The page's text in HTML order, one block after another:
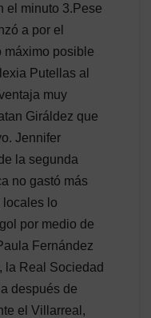
el minuto 3.Pese
a por el
máximo posible
Putellas al
muy
Giráldez que
Jennifer
la segunda
no gastó más
locales lo
por medio de
Fernández
la Real Sociedad
después de
el Villarreal,